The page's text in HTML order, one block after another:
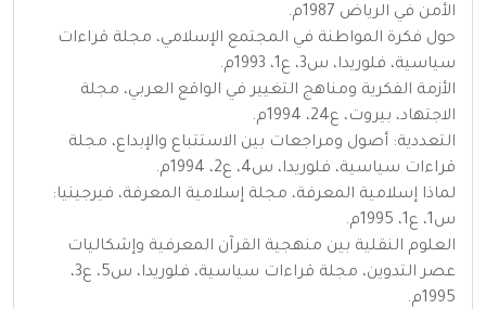
الأمن في الرياض 1987م.
حول فكرة المواطنة في المجتمع الإسلامي، مجلة قراءات
سياسية، فلوريدا، س3، ع1، 1993م.
الأزمة الفكرية ومناهج التغيير في الواقع العربي، مجلة
الاجتهاد، بيروت، ع24، 1994م.
التعددية: أصول ومراجعات بين الاستتباع والإبداع، مجلة
قراءات سياسية، فلوريدا، س4، ع2، 1994م.
لماذا إسلامية المعرفة، مجلة إسلامية المعرفة، فيرجينيا:
س1، ع1، 1995م.
العلوم النقلية بين منهجية القرآن المعرفية وإشكاليات
عصر التدوين، مجلة قراءات سياسية، فلوريدا، س5، ع3،
1995م.